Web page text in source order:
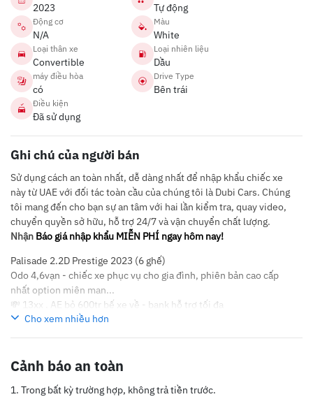
2023 Tự động
Động cơ
N/A
Màu
White
Loại thân xe
Convertible
Loại nhiên liệu
Dầu
máy điều hòa
có
Drive Type
Bên trái
Điều kiện
Đã sử dụng
Ghi chú của người bán
Sử dụng cách an toàn nhất, dễ dàng nhất để nhập khẩu chiếc xe
này từ UAE với đối tác toàn cầu của chúng tôi là Dubi Cars. Chúng
tôi mang đến cho bạn sự an tâm với hai lần kiểm tra, quay video,
chuyển quyền sở hữu, hỗ trợ 24/7 và vận chuyển chất lượng.
Nhận Báo giá nhập khẩu MIỄN PHÍ ngay hôm nay!
Palisade 2.2D Prestige 2023 (6 ghế)
Odo 4,6vạn - chiếc xe phục vụ cho gia đình, phiên bản cao cấp
nhất option miên man...
💸 13xx . AE bỏ 600tr bế xe về - bank hỗ trợ tối đa
🌏 xem xe trực tiếp tại Hải Phòng
📞 Zalo hoặc Alo e 0931525526
Cho xem nhiều hơn
Cảnh báo an toàn
Trong bất kỳ trường hợp, không trả tiền trước.